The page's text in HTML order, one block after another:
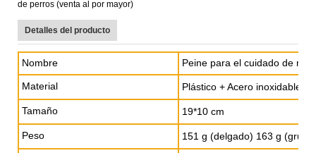
Detalles del producto
Nombre Peine para el cuidado de
Material Plástico + Acero inoxidable
Tamaño 19*10 cm
Peso 151 g (delgado) 163 g